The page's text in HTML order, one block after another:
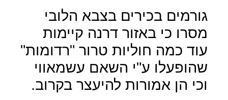
גורמים בכירים בצבא הלובי
מסרו כי באזור דרנה קיימות
עוד כמה חוליות טרור "רדומות"
שהופעלו ע"י השאם עשמאווי
וכי הן אמורות להיעצר בקרוב.